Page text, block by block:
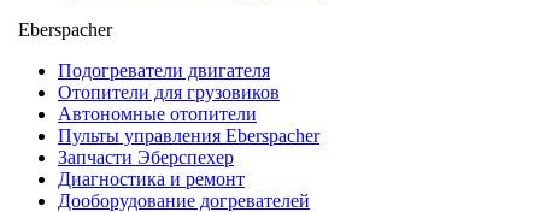
Eberspacher
Подогреватели двигателя
Отопители для грузовиков
Автономные отопители
Пульты управления Eberspacher
Запчасти Эберспехер
Диагностика и ремонт
Дооборудование догревателей